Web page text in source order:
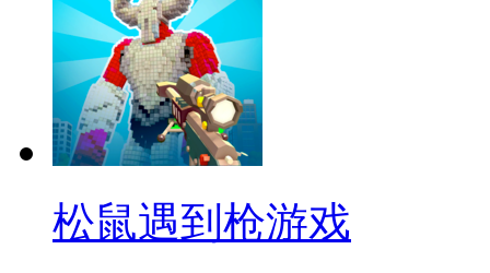
松鼠遇到枪游戏